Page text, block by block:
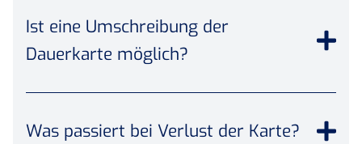
Ist eine Umschreibung der
Dauerkarte möglich?
Was passiert bei Verlust der Karte?